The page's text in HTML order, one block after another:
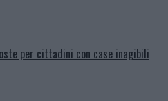
per cittadini con case inagibili